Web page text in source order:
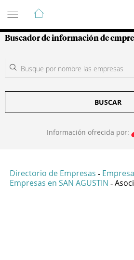
Guía de Empresas
Buscador de información de
BUSCAR
Información ofrecida por:
Directorio de Empresas -
Empresas en SAN AGUSTIN -